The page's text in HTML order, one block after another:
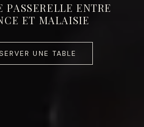
PASSERELLE ENTRE
ET MALAISIE
UNE TABLE